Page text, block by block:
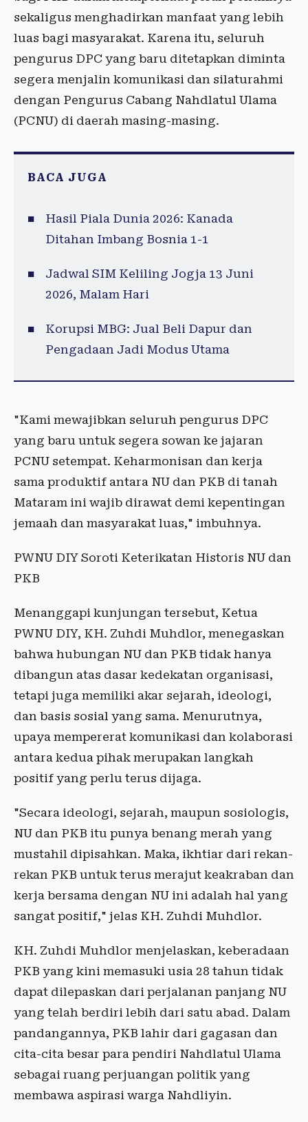
sekaligus menghadirkan manfaat yang lebih
luas bagi masyarakat. Karena itu, seluruh
pengurus DPC yang baru ditetapkan diminta
segera menjalin komunikasi dan silaturahmi
dengan Pengurus Cabang Nahdlatul Ulama
(PCNU) di daerah masing-masing.
BACA JUGA
Hasil Piala Dunia 2026: Kanada
Ditahan Imbang Bosnia 1-1
Jadwal SIM Keliling Jogja 13 Juni
2026, Malam Hari
Korupsi MBG: Jual Beli Dapur dan
Pengadaan Jadi Modus Utama
"Kami mewajibkan seluruh pengurus DPC
yang baru untuk segera sowan ke jajaran
PCNU setempat. Keharmonisan dan kerja
sama produktif antara NU dan PKB di tanah
Mataram ini wajib dirawat demi kepentingan
jemaah dan masyarakat luas," imbuhnya.
PWNU DIY Soroti Keterikatan Historis NU dan
PKB
Menanggapi kunjungan tersebut, Ketua
PWNU DIY, KH. Zuhdi Muhdlor, menegaskan
bahwa hubungan NU dan PKB tidak hanya
dibangun atas dasar kedekatan organisasi,
tetapi juga memiliki akar sejarah, ideologi,
dan basis sosial yang sama. Menurutnya,
upaya mempererat komunikasi dan kolaborasi
antara kedua pihak merupakan langkah
positif yang perlu terus dijaga.
"Secara ideologi, sejarah, maupun sosiologis,
NU dan PKB itu punya benang merah yang
mustahil dipisahkan. Maka, ikhtiar dari rekan-
rekan PKB untuk terus merajut keakraban dan
kerja bersama dengan NU ini adalah hal yang
sangat positif," jelas KH. Zuhdi Muhdlor.
KH. Zuhdi Muhdlor menjelaskan, keberadaan
PKB yang kini memasuki usia 28 tahun tidak
dapat dilepaskan dari perjalanan panjang NU
yang telah berdiri lebih dari satu abad. Dalam
pandangannya, PKB lahir dari gagasan dan
cita-cita besar para pendiri Nahdlatul Ulama
sebagai ruang perjuangan politik yang
membawa aspirasi warga Nahdliyin.